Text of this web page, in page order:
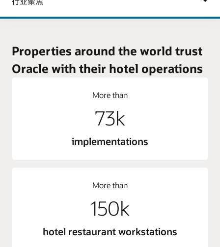
Properties around the world trust
Oracle with their hotel operations
More than
73k
implementations
More than
150k
hotel restaurant workstations